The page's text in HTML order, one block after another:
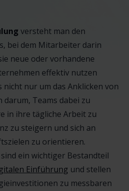
versteht man den
bei dem Mitarbeiter darin
neue oder vorhandene
effektiv nutzen
nicht nur um das Anklicken von
darum, Teams dabei zu
in ihre tägliche Arbeit zu
zu steigern und sich an
zu orientieren.
ein wichtiger Bestandteil
Einführung und stellen
zu messbaren